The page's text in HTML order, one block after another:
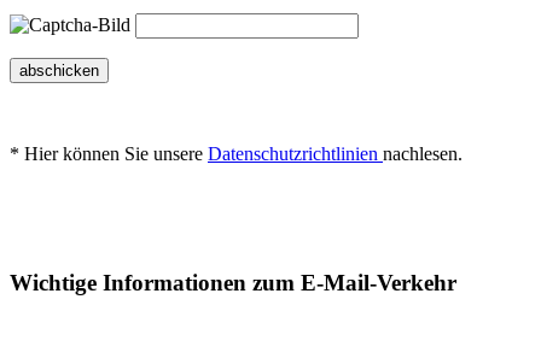
abschicken
* Hier können Sie unsere Datenschutzrichtlinien nachlesen.
Wichtige Informationen zum E-Mail-Verkehr